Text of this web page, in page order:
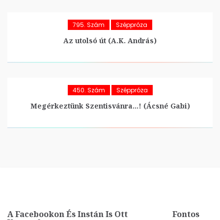
795. Szám Széppróza
Az utolsó út (A.K. András)
450. Szám Széppróza
Megérkeztünk Szentisvánra…! (Ácsné Gabi)
A Facebookon És Instán Is Ott Fontos